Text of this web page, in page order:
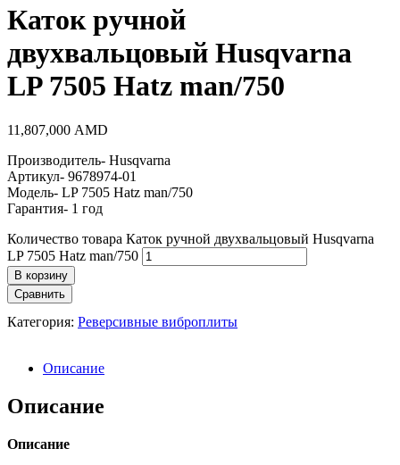
Каток ручной
двухвальцовый Husqvarna
LP 7505 Hatz man/750
11,807,000 AMD
Производитель- Husqvarna
Артикул- 9678974-01
Модель- LP 7505 Hatz man/750
Гарантия- 1 год
Количество товара Каток ручной двухвальцовый Husqvarna
LP 7505 Hatz man/750
В корзину
Сравнить
Категория: Реверсивные виброплиты
Описание
Описание
Описание